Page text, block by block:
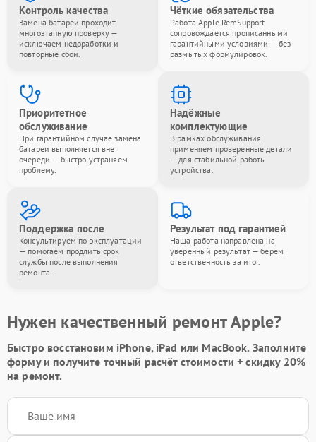
Контроль качества
Замена батареи проходит
многоэтапную проверку —
исключаем недоработки и
повторные сбои.
Чёткие обязательства
Работа Apple RemSupport
сопровождается прописанными
гарантийными условиями — без
размытых формулировок.
Приоритетное
обслуживание
При гарантийном случае замена
батареи выполняется вне
очереди — быстро устраняем
проблему.
Надёжные
комплектующие
В рамках обслуживания
применяем проверенные детали
— для стабильной работы
устройства.
Поддержка после
Консультируем по эксплуатации
— помогаем продлить срок
службы после выполнения
ремонта.
Результат под гарантией
Наша работа направлена на
уверенный результат — берём
ответственность за итог.
Нужен качественный ремонт Apple?
Быстро восстановим iPhone, iPad или MacBook. Заполните
формуи получите точный расчёт стоимости +скидку 20%
на ремонт.